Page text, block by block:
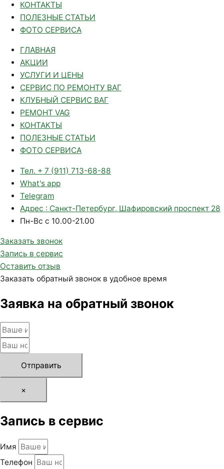
КОНТАКТЫ
ПОЛЕЗНЫЕ СТАТЬИ
ФОТО СЕРВИСА
ГЛАВНАЯ
АКЦИИ
УСЛУГИ И ЦЕНЫ
СЕРВИС ПО РЕМОНТУ ВАГ
КЛУБНЫЙ СЕРВИС ВАГ
РЕМОНТ VAG
КОНТАКТЫ
ПОЛЕЗНЫЕ СТАТЬИ
ФОТО СЕРВИСА
Тел. + 7 (911) 713-68-88
What's app
Telegram
Адрес : Санкт-Петербург, Шафировский проспект 28
Пн-Вс с 10.00-21.00
Заказать звонок
Запись в сервис
Оставить отзыв
Заказать обратный звонок в удобное время
Заявка на обратный звонок
Отправить
×
Запись в сервис
Имя
Телефон